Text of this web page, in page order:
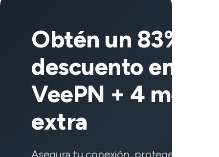
Obtén un 83% de
descuento en
VeePN + 4 meses
extra
Asegura tu conexión, protege tus